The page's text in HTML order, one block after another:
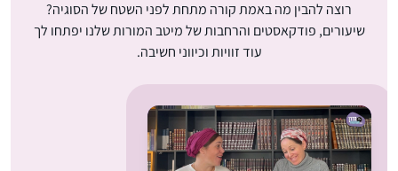
רוצה להבין מה באמת קורה מתחת לפני השטח של הסוגיה?
שיעורים, פודקאסטים והרחבות של מיטב המורות שלנו יפתחו לך
עוד זוויות וכיווני חשיבה.